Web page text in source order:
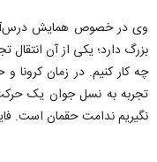
وی در خصوص همایش
بزرگ دارد؛ یکی از آن انتقال
چه کار کنیم. در زمان کرونا
تجربه به نسل جوان یک
نگیریم ندامت حقمان است.